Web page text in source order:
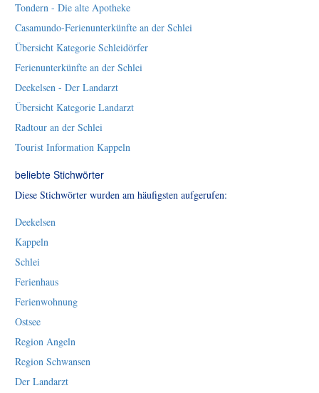
Tondern - Die alte Apotheke
Casamundo-Ferienunterkünfte an der Schlei
Übersicht Kategorie Schleidörfer
Ferienunterkünfte an der Schlei
Deekelsen - Der Landarzt
Übersicht Kategorie Landarzt
Radtour an der Schlei
Tourist Information Kappeln
beliebte Stichwörter
Diese Stichwörter wurden am häufigsten aufgerufen:
Deekelsen
Kappeln
Schlei
Ferienhaus
Ferienwohnung
Ostsee
Region Angeln
Region Schwansen
Der Landarzt